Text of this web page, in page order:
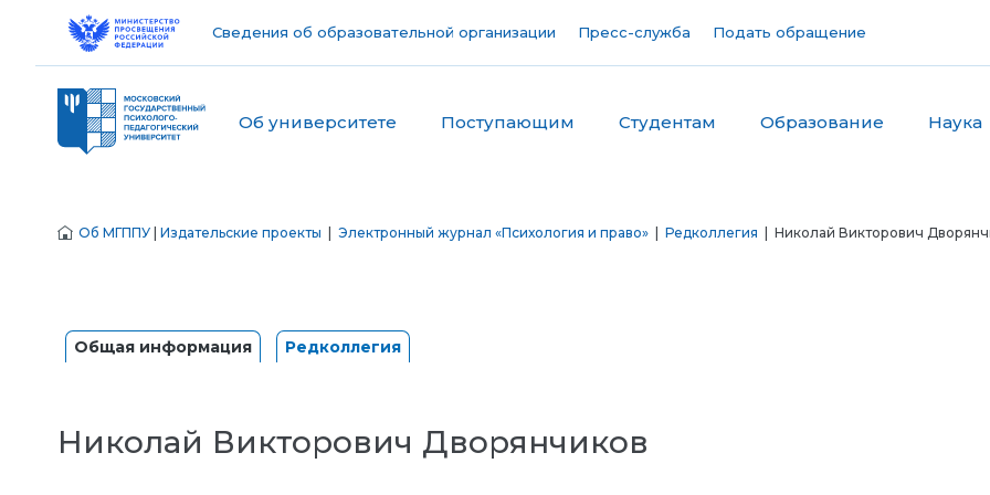
Сведения об образовательной организации Пресс-служба Подать обращение
Об университете Поступающим Студентам Образование Наука
Об МГППУ Издательские проекты Электронный журнал «Психология и право» Редколлегия | Николай Викторович
Общая информация Редколлегия
Николай Викторович Дворянчиков